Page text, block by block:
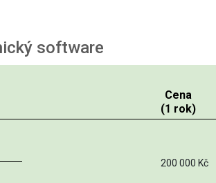
software
Cena
(1 rok)
200 000 Kč